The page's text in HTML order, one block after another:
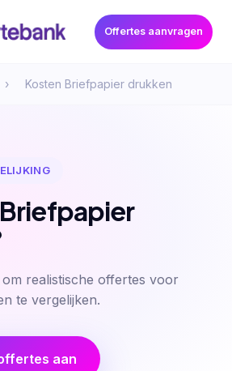
Offertes aanvragen
› Kosten Briefpapier drukken
realistische offertes voor
te vergelijken.
aan